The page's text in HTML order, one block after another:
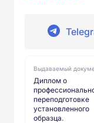
Выдаваемый
Диплом о
переподготовке
установленного
образца.